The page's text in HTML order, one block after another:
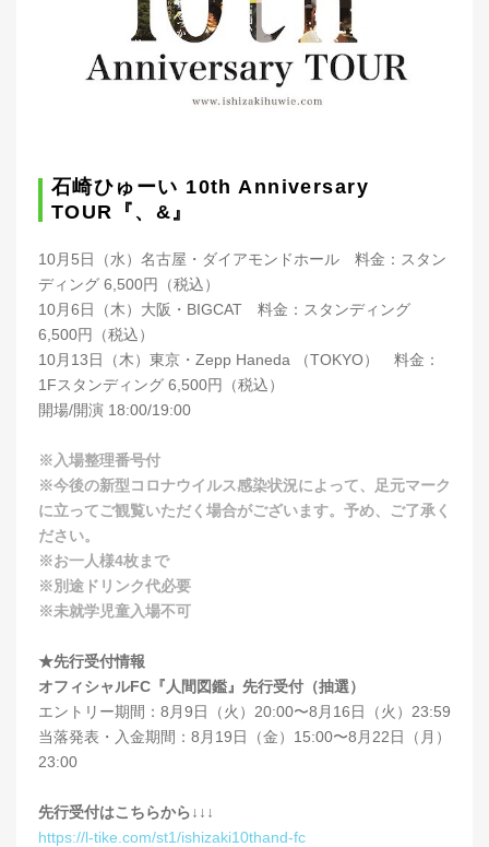
石崎ひゅーい 10th Anniversary
TOUR『、&』
10月5日（水）名古屋・ダイアモンドホール 料金：スタン
ディング 6,500円（税込）
10月6日（木）大阪・BIGCAT 料金：スタンディング
6,500円（税込）
10月13日（木）東京・Zepp Haneda （TOKYO） 料金：
1Fスタンディング 6,500円（税込）
開場/開演 18:00/19:00
※入場整理番号付
※今後の新型コロナウイルス感染状況によって、⾜元マーク
に⽴ってご観覧いただく場合がございます。予め、ご了承く
ださい。
※お一人様4枚まで
※別途ドリンク代必要
※未就学児童入場不可
★先行受付情報
オフィシャルFC『人間図鑑』先行受付（抽選）
エントリー期間：8月9日（火）20:00〜8月16日（火）23:59
当落発表・入金期間：8月19日（金）15:00〜8月22日（月）
23:00
先行受付はこちらから↓↓↓
https://l-tike.com/st1/ishizaki10thand-fc